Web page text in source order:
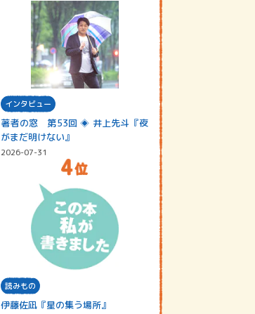
インタビュー
著者の窓 第53回 ◈ 井上先斗『夜
がまだ明けない』
2026-07-31
読みもの
伊藤佐凪『星の集う場所』